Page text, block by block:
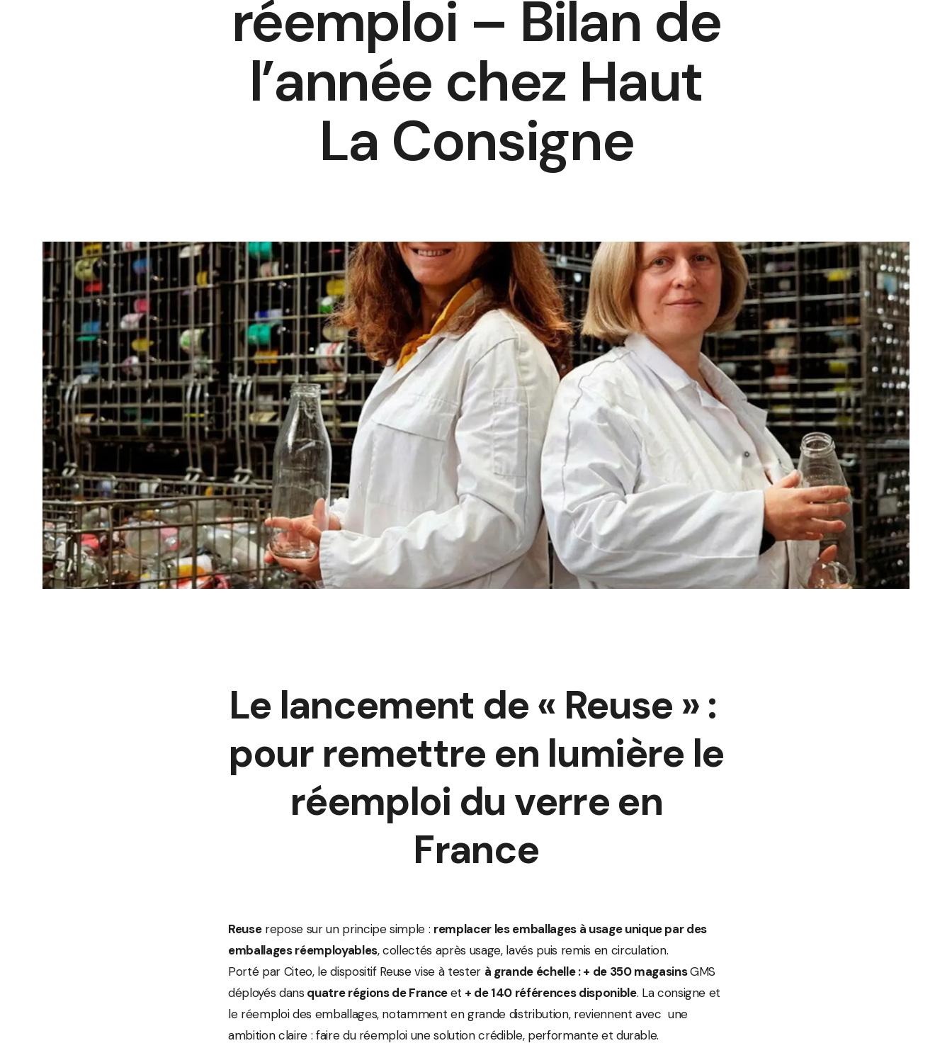
réemploi – Bilan de
l’année chez Haut
La Consigne
Le lancement de « Reuse » :
pour remettre en lumière le
réemploi du verre en
France
Reuserepose sur un principe simple : remplacer les emballages à usage unique par des
emballages réemployables, collectés après usage, lavés puis remis en circulation.
Porté par Citeo, le dispositif Reuse vise à tester à grande échelle : + de 350 magasinsGMS
déployés dans quatre régions de Franceet + de 140 références disponible. La consigne et
le réemploi des emballages, notamment en grande distribution, reviennent avec une
ambition claire : faire du réemploi une solution crédible, performante et durable.